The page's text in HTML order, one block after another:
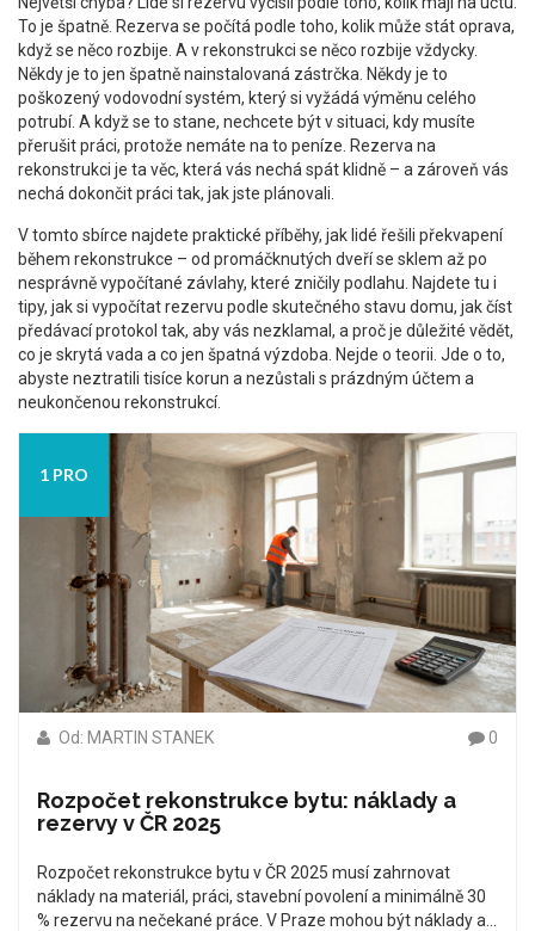
To je špatně. Rezerva se počítá podle toho, kolik může stát oprava,
když se něco rozbije. A v rekonstrukci se něco rozbije vždycky.
Někdy je to jen špatně nainstalovaná zástrčka. Někdy je to
poškozený vodovodní systém, který si vyžádá výměnu celého
potrubí. A když se to stane, nechcete být v situaci, kdy musíte
přerušit práci, protože nemáte na to peníze. Rezerva na
rekonstrukci je ta věc, která vás nechá spát klidně – a zároveň vás
nechá dokončit práci tak, jak jste plánovali.
V tomto sbírce najdete praktické příběhy, jak lidé řešili překvapení
během rekonstrukce – od promáčknutých dveří se sklem až po
nesprávně vypočítané závlahy, které zničily podlahu. Najdete tu i
tipy, jak si vypočítat rezervu podle skutečného stavu domu, jak číst
předávací protokol tak, aby vás nezklamal, a proč je důležité vědět,
co je skrytá vada a co jen špatná výzdoba. Nejde o teorii. Jde o to,
abyste neztratili tisíce korun a nezůstali s prázdným účtem a
neukončenou rekonstrukcí.
1 PRO
Od: MARTIN STANEK 0
Rozpočet rekonstrukce bytu: náklady a
rezervy v ČR 2025
Rozpočet rekonstrukce bytu v ČR 2025 musí zahrnovat
náklady na materiál, práci, stavební povolení a minimálně 30
% rezervu na nečekané práce. V Praze mohou být náklady až